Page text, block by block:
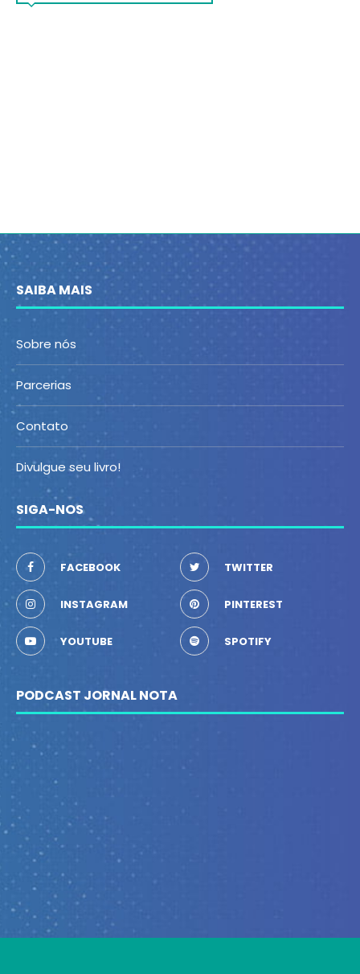
SAIBA MAIS
Sobre nós
Parcerias
Contato
Divulgue seu livro!
SIGA-NOS
FACEBOOK TWITTER
INSTAGRAM PINTEREST
YOUTUBE SPOTIFY
PODCAST JORNAL NOTA